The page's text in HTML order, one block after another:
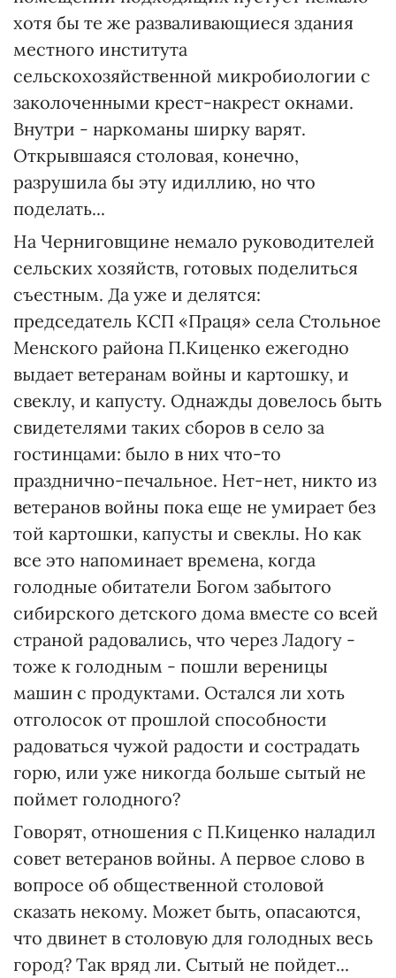
хотя бы те же разваливающиеся здания
местного института
сельскохозяйственной микробиологии с
заколоченными крест-накрест окнами.
Внутри - наркоманы ширку варят.
Открывшаяся столовая, конечно,
разрушила бы эту идиллию, но что
поделать...
На Черниговщине немало руководителей
сельских хозяйств, готовых поделиться
съестным. Да уже и делятся:
председатель КСП «Праця» села Стольное
Менского района П.Киценко ежегодно
выдает ветеранам войны и картошку, и
свеклу, и капусту. Однажды довелось быть
свидетелями таких сборов в село за
гостинцами: было в них что-то
празднично-печальное. Нет-нет, никто из
ветеранов войны пока еще не умирает без
той картошки, капусты и свеклы. Но как
все это напоминает времена, когда
голодные обитатели Богом забытого
сибирского детского дома вместе со всей
страной радовались, что через Ладогу -
тоже к голодным - пошли вереницы
машин с продуктами. Остался ли хоть
отголосок от прошлой способности
радоваться чужой радости и сострадать
горю, или уже никогда больше сытый не
поймет голодного?
Говорят, отношения с П.Киценко наладил
совет ветеранов войны. А первое слово в
вопросе об общественной столовой
сказать некому. Может быть, опасаются,
что двинет в столовую для голодных весь
город? Так вряд ли. Сытый не пойдет...